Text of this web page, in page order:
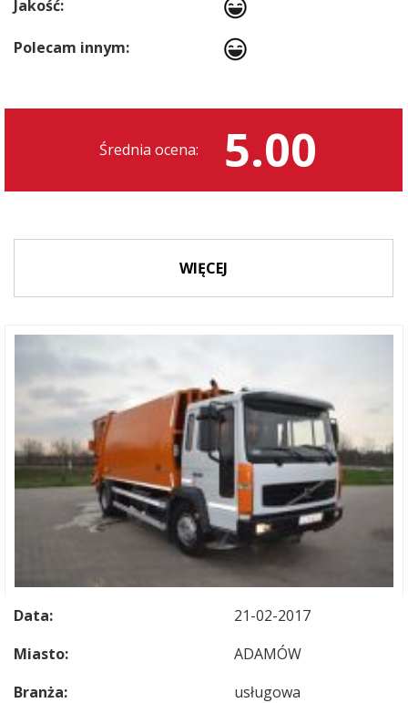
Jakość:
Polecam innym:
Średnia ocena: 5.00
WIĘCEJ
Data:
21-02-2017
Miasto:
ADAMÓW
Branża:
usługowa